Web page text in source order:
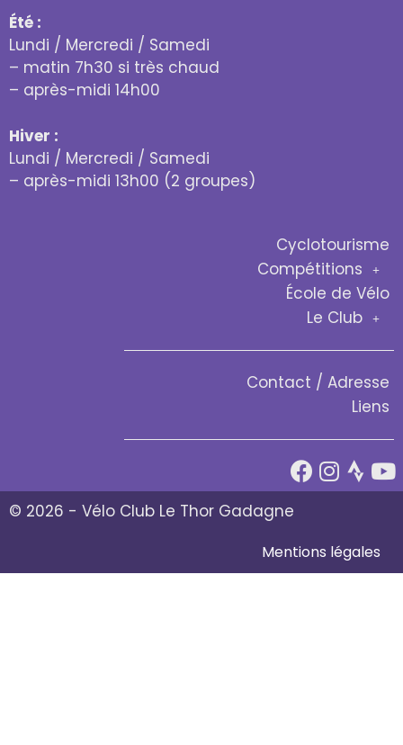
Été :
Lundi / Mercredi / Samedi
– matin 7h30 si très chaud
– après-midi 14h00
Hiver :
Lundi / Mercredi / Samedi
– après-midi 13h00 (2 groupes)
Cyclotourisme
Compétitions
École de Vélo
Le Club
Contact / Adresse
Liens
© 2026 - Vélo Club Le Thor Gadagne
Mentions légales